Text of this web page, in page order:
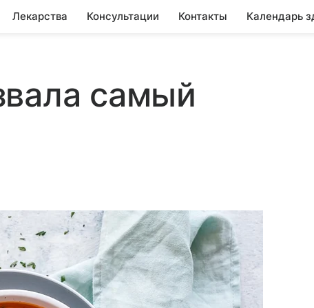
Лекарства Консультации Контакты Календарь
самый